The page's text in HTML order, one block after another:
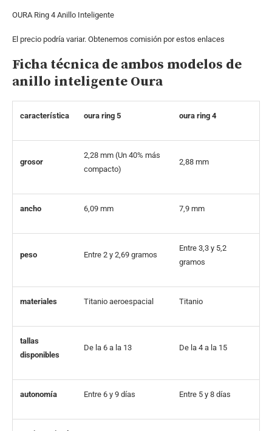
OURA Ring 4 Anillo Inteligente
El precio podría variar. Obtenemos comisión por estos enlaces
Ficha técnica de ambos modelos de
anillo inteligente Oura
característica oura ring 5 oura ring 4
grosor
2,28 mm (Un 40% más
compacto)
2,88 mm
ancho 6,09 mm 7,9 mm
peso Entre 2 y 2,69 gramos
Entre 3,3 y 5,2
gramos
materiales Titanio aeroespacial Titanio
tallas
disponibles
De la 6 a la 13 De la 4 a la 15
autonomía Entre 6 y 9 días Entre 5 y 8 días